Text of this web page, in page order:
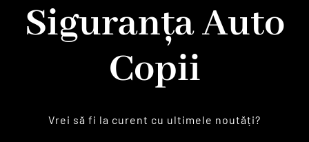
Siguranța Auto
Copii
Vrei să fi la curent cu ultimele noutăți?